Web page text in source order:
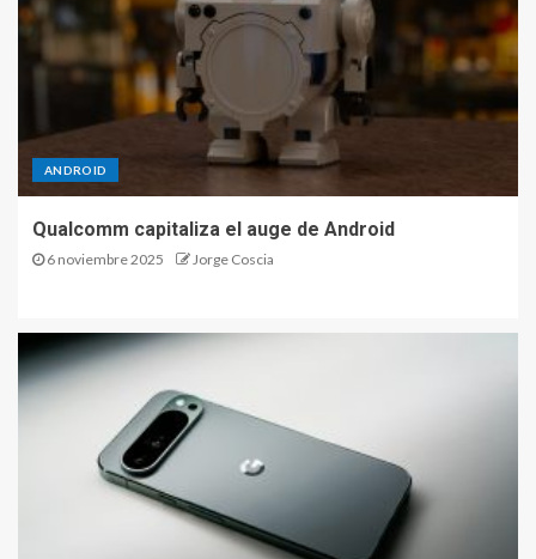
ANDROID
Qualcomm capitaliza el auge de Android
6 noviembre 2025 Jorge Coscia